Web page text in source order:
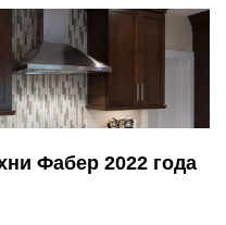
Фабер 2022 года